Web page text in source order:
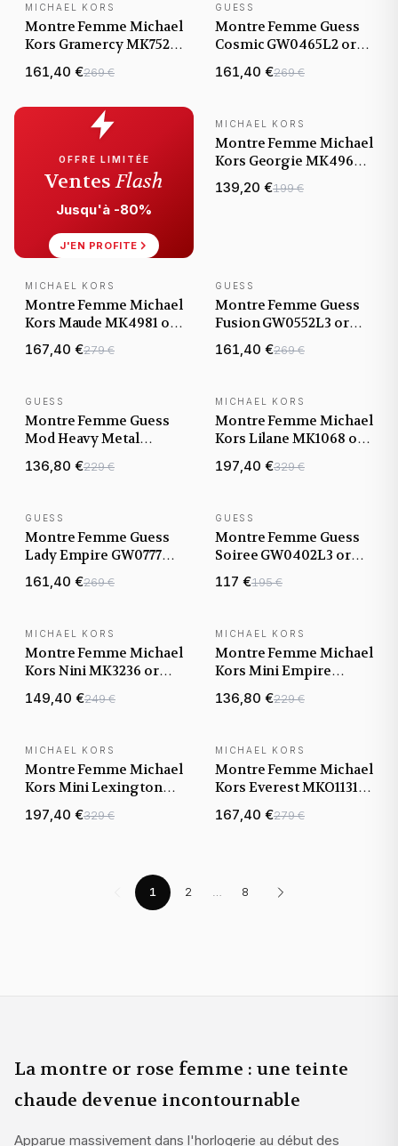
NOUVEAUTÉ
MICHAEL KORS
Montre Femme Michael
Kors Gramercy MK7521
maillons acier
161,40 €269 €
NOUVEAUTÉ
GUESS
Montre Femme Guess
Cosmic GW0465L2 or
acier
161,40 €269 €
OFFRE LIMITÉE
VentesFlash
Jusqu'à -80%
J'EN PROFITE
NOUVEAUTÉ
MICHAEL KORS
Montre Femme Michael
Kors Georgie MK4960
or rose bracelet
maillons acier
139,20 €199 €
NOUVEAUTÉ
MICHAEL KORS
Montre Femme Michael
Kors Maude MK4981 or
rose bracelet maillons
acier
167,40 €279 €
NOUVEAUTÉ
GUESS
Montre Femme Guess
Fusion GW0552L3 or
rose bracelet maillons
acier
161,40 €269 €
NOUVEAUTÉ
GUESS
Montre Femme Guess
Mod Heavy Metal
W1121L3 or rose
bracelet maille chaîne
136,80 €229 €
NOUVEAUTÉ
MICHAEL KORS
Montre Femme Michael
Kors Lilane MK1068 or
rose bracelet maillons
acier
197,40 €329 €
NOUVEAUTÉ
GUESS
Montre Femme Guess
Lady Empire GW0777L3
bicolore bracelet
maillons acier
161,40 €269 €
NOUVEAUTÉ
GUESS
Montre Femme Guess
Soiree GW0402L3 or
rose boîtier serti de
cristaux bracelet maille
117 €195 €
NOUVEAUTÉ
MICHAEL KORS
Montre Femme Michael
Kors Nini MK3236 or
rose bracelet maillons
acier
149,40 €249 €
NOUVEAUTÉ
MICHAEL KORS
Montre Femme Michael
Kors Mini Empire
MK4858 or rose
bracelet maillons acier
136,80 €229 €
NOUVEAUTÉ
MICHAEL KORS
Montre Femme Michael
Kors Mini Lexington
bracelet maillons acier
197,40 €329 €
NOUVEAUTÉ
MICHAEL KORS
Montre Femme Michael
Kors Everest MKO1131
maillons acier
167,40 €279 €
1 2 8
La montre or rose femme : une teinte
chaude devenue incontournable
Apparue massivement dans l'horlogerie au début des